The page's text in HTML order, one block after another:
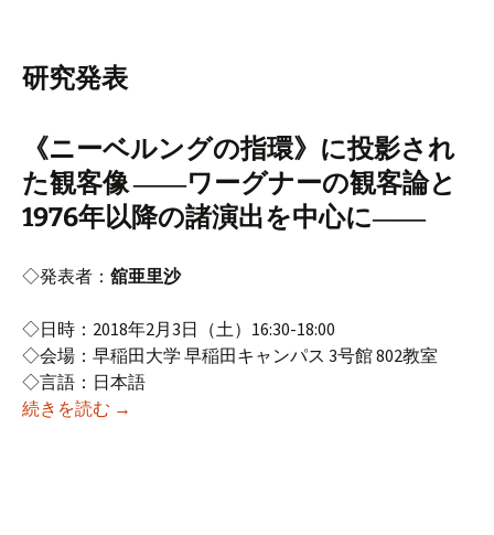
研究発表
《ニーベルングの指環》に投影され
た観客像 ――ワーグナーの観客論と
1976年以降の諸演出を中心に――
◇発表者： 舘亜里沙
◇日時：2018年2月3日（土）16:30-18:00
◇会場：早稲田大学 早稲田キャンパス 3号館 802教室
◇言語：日本語
続きを読む 2017年度2月研究例会 （第169回オペラ研究会）
→